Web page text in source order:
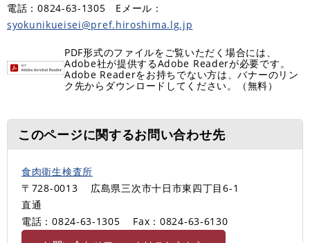
電話：0824-63-1305 Eメール：
syokunikueisei@pref.hiroshima.lg.jp
PDF形式のファイルをご覧いただく場合には、
Adobe社が提供するAdobe Readerが必要です。
Adobe Readerをお持ちでない方は、バナーのリン
ク先からダウンロードしてください。（無料）
このページに関するお問い合わせ先
食肉衛生検査所
〒728-0013
広島県三次市十日市東四丁目6-1
直通
電話：0824-63-1305
Fax：0824-63-6130